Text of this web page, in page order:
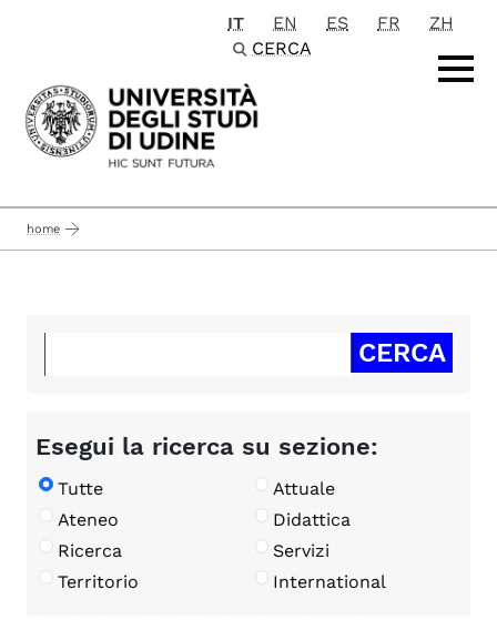
Passa al contenuto principale
IT EN ES FR
ZH
CERCA
home
Esegui la ricerca su sezione:
Tutte
Attuale
Ateneo
Didattica
Ricerca
Servizi
Territorio
International